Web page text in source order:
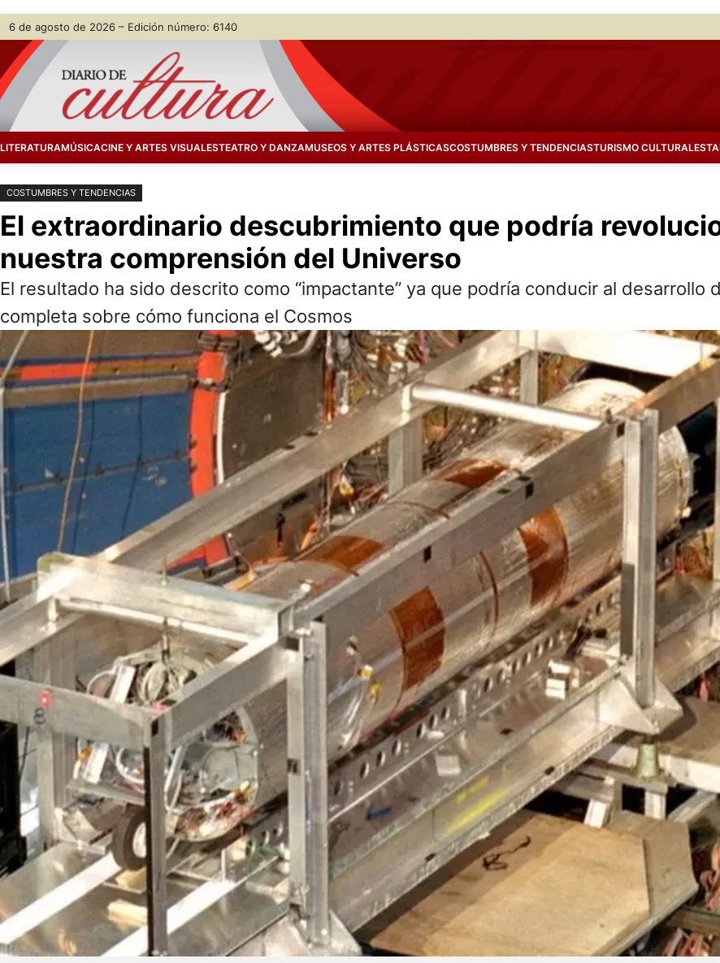
Saltar
contenido
Skip
content
6 de agosto de 2026 – Edición número: 6140
LITERATURAMÚSICACINE Y ARTES VISUALESTEATRO Y DANZAMUSEOS Y ARTES PLÁSTICASCOSTUMBRES Y TENDENCIASTURISMO CULTURAL
COSTUMBRES Y TENDENCIAS
El extraordinario descubrimiento que podría
nuestra comprensión del Universo
El resultado ha sido descrito como “impactante” ya que podría conducir al desarrollo
completa sobre cómo funciona el Cosmos